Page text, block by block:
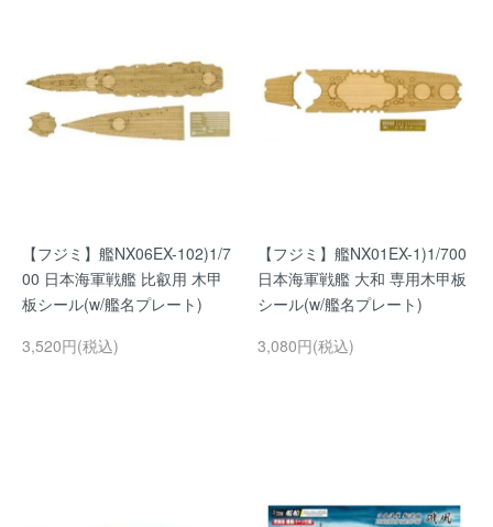
【フジミ】艦NX06EX-102)1/7
00 日本海軍戦艦 比叡用 木甲
板シール(w/艦名プレート)
3,520円(税込)
【フジミ】艦NX01EX-1)1/700
日本海軍戦艦 大和 専用木甲板
シール(w/艦名プレート)
3,080円(税込)